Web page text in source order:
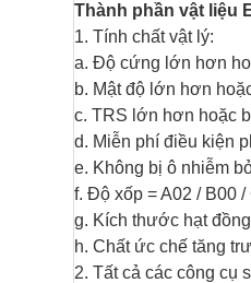
Thành phần vật liệu
1. Tính chất vật lý:
a. Độ cứng lớn hơn
b. Mật độ lớn hơn
c. TRS lớn hơn hoặc
d. Miễn phí điều kiện
e. Không bị ô nhiễm
f. Độ xốp = A02 / B00 /
g. Kích thước hạt
h. Chất ức chế tăng
2. Tất cả các công cụ